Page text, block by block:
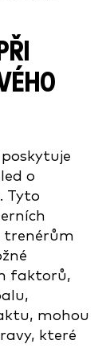
o
Tyto
trenérům
faktorů,
mohou
které